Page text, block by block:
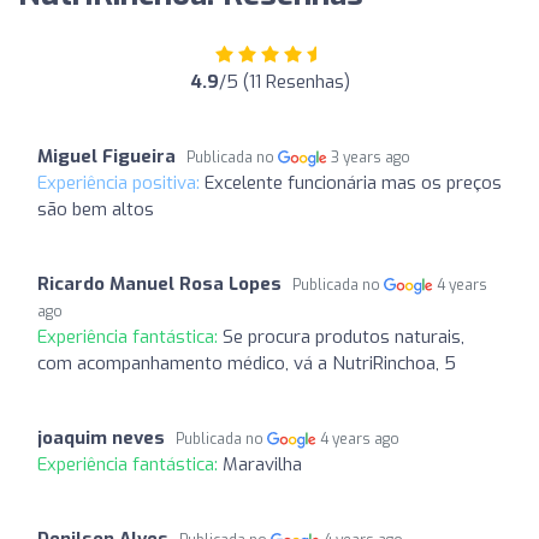
4.9/5 (11 Resenhas)
Miguel Figueira Publicada no 3 years ago
Experiência positiva: Excelente funcionária mas os preços
são bem altos
Ricardo Manuel Rosa Lopes Publicada no
4 years
ago
Experiência fantástica: Se procura produtos naturais,
com acompanhamento médico, vá a NutriRinchoa, 5
joaquim neves Publicada no 4 years ago
Experiência fantástica: Maravilha